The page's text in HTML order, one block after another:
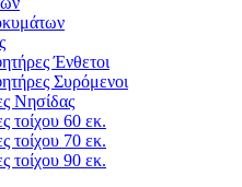
Ένθετοι
Συρόμενοι
Νησίδας
τοίχου 60 εκ.
τοίχου 70 εκ.
τοίχου 90 εκ.